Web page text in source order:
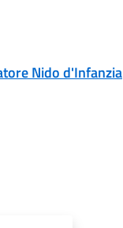
Nido d'Infanzia